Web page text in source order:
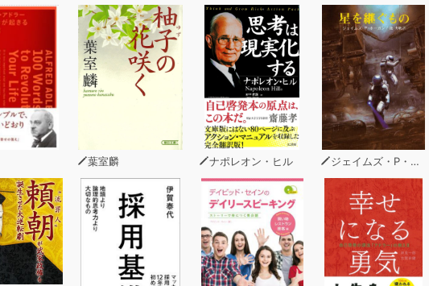
葉室麟 ナポレオン・ヒル ジェイムズ・P・ホーガン